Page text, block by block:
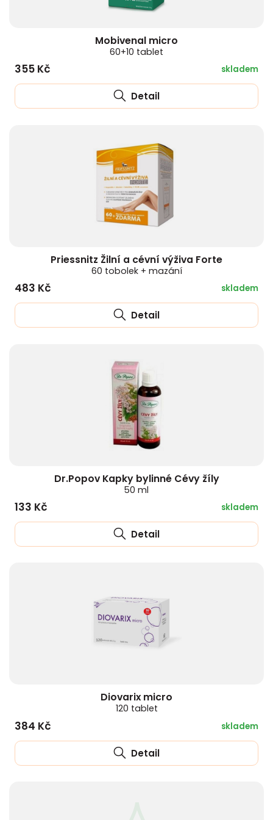
Mobivenal micro
60+10 tablet
355 Kč skladem
Detail
Priessnitz Žilní a cévní výživa Forte
60 tobolek + mazání
483 Kč skladem
Detail
Dr.Popov Kapky bylinné Cévy žíly
50 ml
133 Kč skladem
Detail
Diovarix micro
120 tablet
384 Kč skladem
Detail